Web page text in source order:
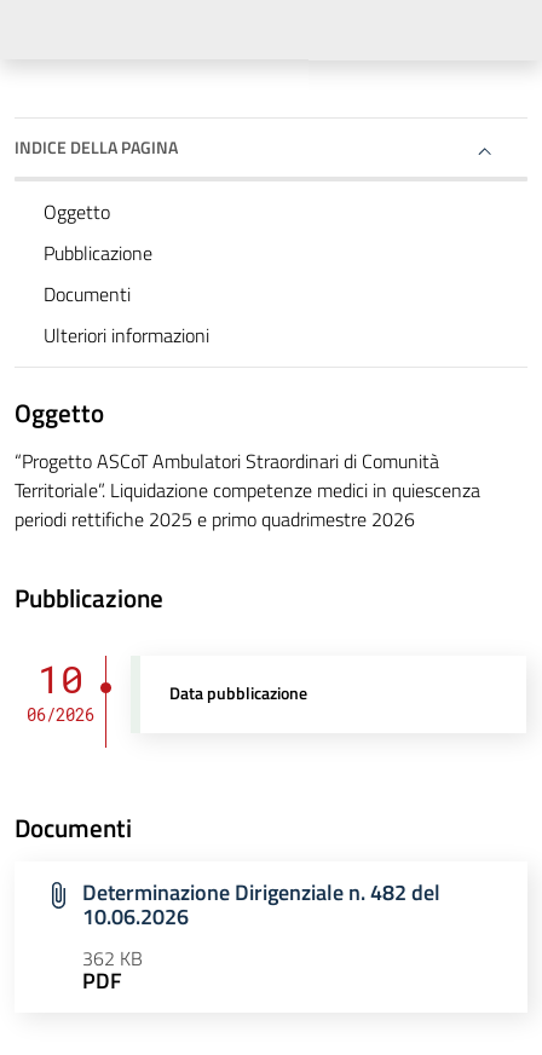
INDICE DELLA PAGINA
Oggetto
Pubblicazione
Documenti
Ulteriori informazioni
Oggetto
“Progetto ASCoT Ambulatori Straordinari di Comunità
Territoriale”. Liquidazione competenze medici in quiescenza
periodi rettifiche 2025 e primo quadrimestre 2026
Pubblicazione
10
06/2026
Data pubblicazione
Documenti
Determinazione Dirigenziale n. 482 del
10.06.2026
362 KB
PDF